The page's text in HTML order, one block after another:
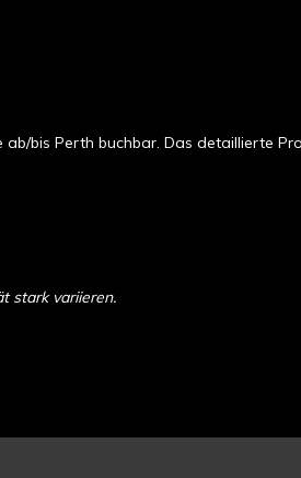
bis Perth buchbar. Das detaillierte
stark variieren.